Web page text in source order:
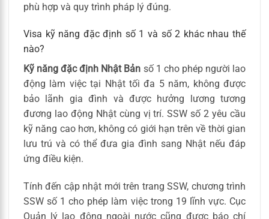
phù hợp và quy trình pháp lý đúng.
Visa kỹ năng đặc định số 1 và số 2 khác nhau thế
nào?
Kỹ năng đặc định Nhật Bản số 1 cho phép người lao
động làm việc tại Nhật tối đa 5 năm, không được
bảo lãnh gia đình và được hưởng lương tương
đương lao động Nhật cùng vị trí. SSW số 2 yêu cầu
kỹ năng cao hơn, không có giới hạn trên về thời gian
lưu trú và có thể đưa gia đình sang Nhật nếu đáp
ứng điều kiện.
Tính đến cập nhật mới trên trang SSW, chương trình
SSW số 1 cho phép làm việc trong 19 lĩnh vực. Cục
Quản lý lao động ngoài nước cũng được báo chí